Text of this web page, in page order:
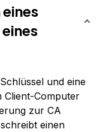
und eine
Client-Computer
zur CA
einen